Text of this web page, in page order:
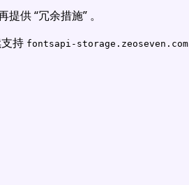
供 “冗余措施” 。
持 fontsapi-storage.zeoseven.com